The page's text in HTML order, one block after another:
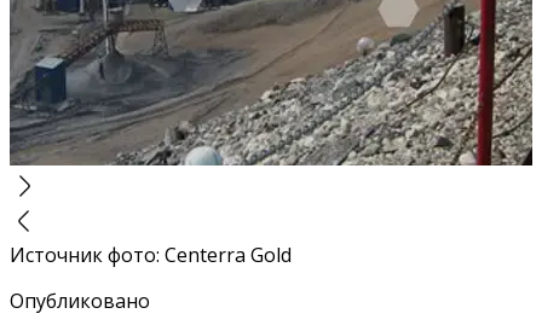
Источник фото: Centerra Gold
Опубликовано